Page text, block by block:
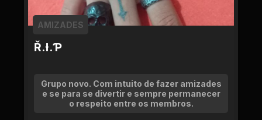
Ř.Ɨ.Ƥ
AMIZADES
Grupo novo. Com intuito de fazer amizades
e se para se divertir e sempre permanecer
o respeito entre os membros.